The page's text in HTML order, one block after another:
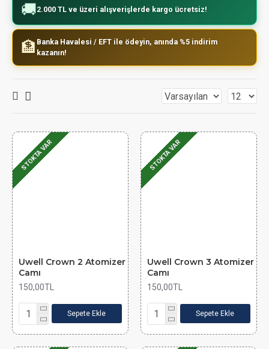
🚚2.000 TL ve üzeri alışverişlerde kargo ücretsiz!
🏦 Banka Havalesi / EFT ile ödeyin, anında %5 indirim
kazanın!
STOKTA VAR
Uwell Crown 2 Atomizer
Camı
150,00TL
Sepete Ekle
STOKTA VAR
Uwell Crown 3 Atomizer
Camı
150,00TL
Sepete Ekle